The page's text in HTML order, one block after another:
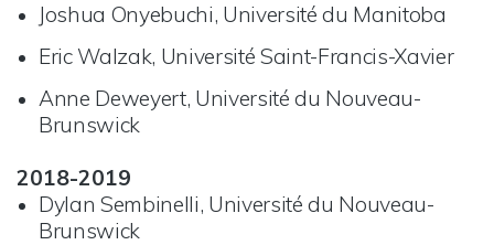
Joshua Onyebuchi, Université du Manitoba
Eric Walzak, Université Saint-Francis-Xavier
Anne Deweyert, Université du Nouveau-
Brunswick
2018-2019
Dylan Sembinelli, Université du Nouveau-
Brunswick